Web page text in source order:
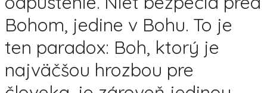
Bohom, jedine v Bohu. To je
ten paradox: Boh, ktorý je
najväčšou hrozbou pre